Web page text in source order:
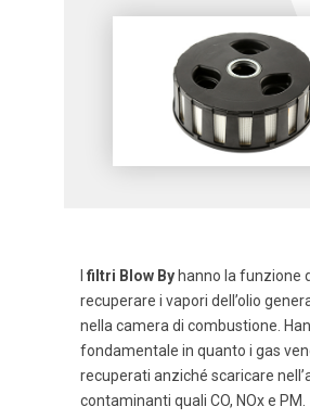
filtri Blow By hanno la funzione
recuperare i vapori dell’olio
nella camera di combustione.
fondamentale in quanto i gas
recuperati anziché scaricare
contaminanti quali CO, NOx e PM.